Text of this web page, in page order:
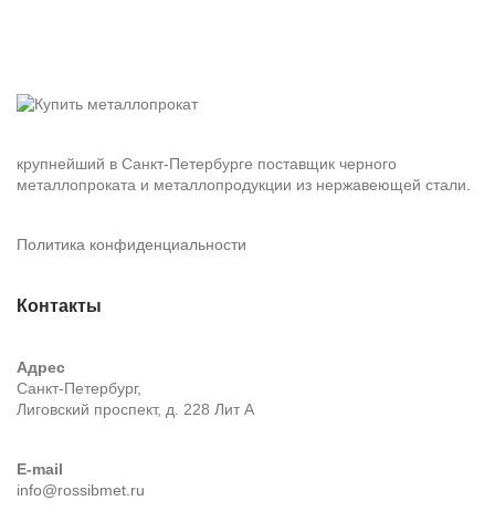
крупнейший в Санкт-Петербурге поставщик черного
металлопроката и металлопродукции из нержавеющей стали.
Политика конфиденциальности
Контакты
Адрес
Санкт-Петербург,
Лиговский проспект, д. 228 Лит А
E-mail
info@rossibmet.ru